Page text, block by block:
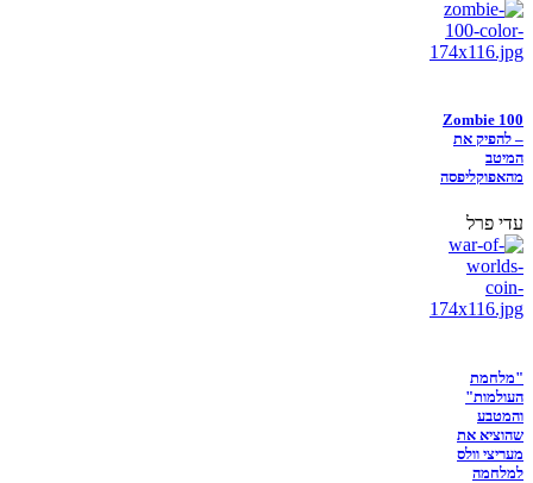
Zombie 100
– להפיק את
המיטב
מהאפוקליפסה
עדי פרל
"מלחמת
העולמות"
והמטבע
שהוציא את
מעריצי וולס
למלחמה